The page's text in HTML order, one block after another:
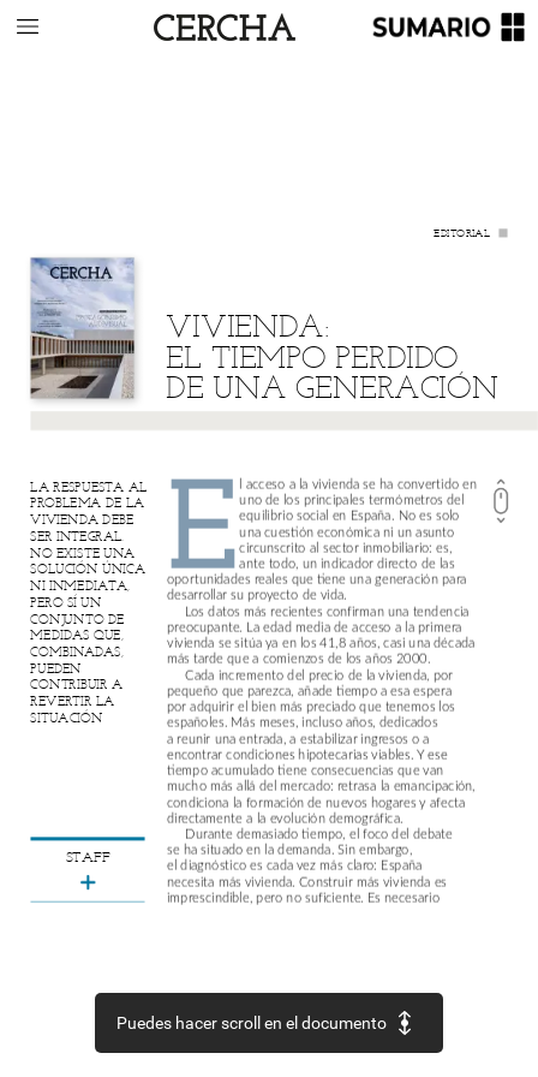
VIVIENDA:
EL TIEMPO PERDIDO
DE UNA GENERACIÓN
EDITORIAL
El acceso a la viviendase ha convertido en
uno de los principales termómetros del
equilibrio social en España. No es solo
una cuestión económica ni un asunto
circunscrito al sector inmobiliario: es,
ante todo, un indicador directo de las
oportunidades reales que tiene una generación para
desarrollar su proyecto de vida.
Los datos más recientes confirman una tendencia
preocupante. Laedad media de acceso a la primera
vivienda sesitúa ya en los41,8años,casiunadécada
más tarde quea comienzos de los años 2000.
Cada incremento del precio de lavivienda, por
pequeño que parezca, añade tiempo aesaespera
poradquirir el bien más preciado que tenemos los
españoles. Más meses, incluso años, dedicados
areunir unaentrada, a estabilizaringresos oa
encontrar condicioneshipotecariasviables.Yese
tiempo acumulado tiene consecuencias quevan
mucho más allá delmercado: retrasa la emancipación,
condiciona la formación de nuevos hogaresy afecta
directamente a la evolución demográfica.
Durante demasiadotiempo, el foco del debate
se hasituadoen lademanda. Sin embargo,
eldiagnóstico es cadavezmás claro: España
necesita más vivienda. Construir más vivienda es
imprescindible, pero no suficiente. Es necesario
construcción sonelementosclave paraavanzaren
Almismo tiempo, estamosasistiendo a
habitar.
hogares soncadavezmáspequeñosydiversos,
LA RESPUESTA AL
PROBLEMA DE LA
VIVIENDA DEBE
SER INTEGRAL.
NO EXISTE UNA
SOLUCIÓN ÚNICA
NI INMEDIATA,
PERO SÍ UN
CONJUNTO DE
MEDIDAS QUE,
COMBINADAS,
PUEDEN
CONTRIBUIR A
REVERTIR LA
SITUACIÓN
STAFF
Puedes hacer scroll en el documento